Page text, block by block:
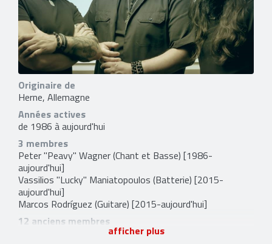
Originaire de
Herne, Allemagne
Années actives
de 1986 à aujourd'hui
3 membres
Peter "Peavy" Wagner(Chant et Basse) [1986-
aujourd'hui]
Vassilios "Lucky" Maniatopoulos (Batterie) [2015-
aujourd'hui]
Marcos Rodríguez (Guitare) [2015-aujourd'hui]
12 anciens membres
(Batterie) [1986-1987]
afficher plus